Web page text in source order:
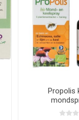
Propolis